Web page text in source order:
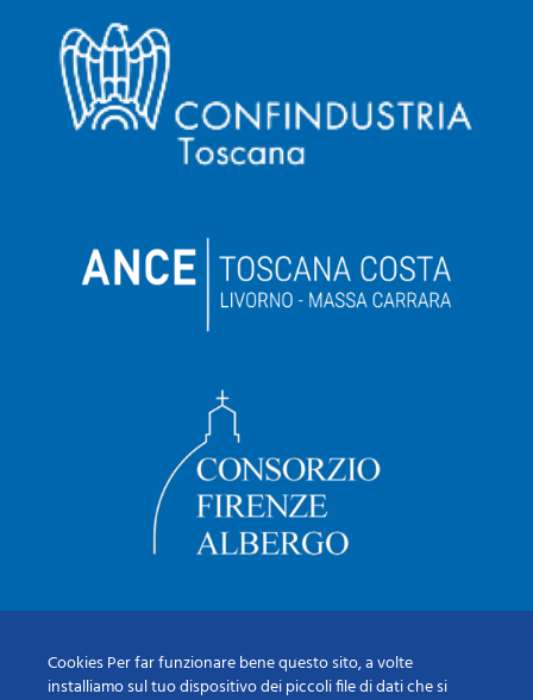
Cookies Per far funzionare bene questo sito, a volte
installiamo sul tuo dispositivo dei piccoli file di dati che si